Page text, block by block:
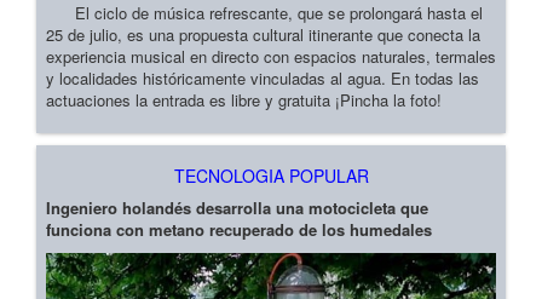
El ciclo de música refrescante, que se prolongará hasta el
25 de julio, es una propuesta cultural itinerante que conecta la
experiencia musical en directo con espacios naturales, termales
y localidades históricamente vinculadas al agua. En todas las
actuaciones la entrada es libre y gratuita ¡Pincha la foto!
TECNOLOGIA POPULAR
Ingeniero holandés desarrolla una motocicleta que
funciona con metano recuperado de los humedales